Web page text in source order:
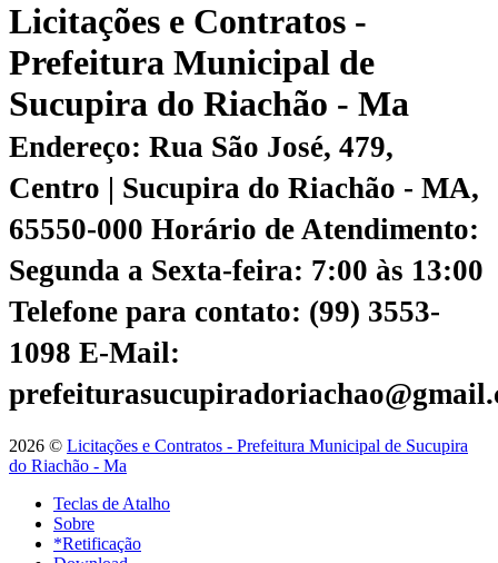
Licitações e Contratos -
Prefeitura Municipal de
Sucupira do Riachão - Ma
Endereço: Rua São José, 479,
Centro | Sucupira do Riachão - MA,
65550-000 Horário de Atendimento:
Segunda a Sexta-feira: 7:00 às 13:00
Telefone para contato: (99) 3553-
1098 E-Mail:
2026 © Licitações e Contratos - Prefeitura Municipal de Sucupira
do Riachão - Ma
Teclas de Atalho
Sobre
*Retificação